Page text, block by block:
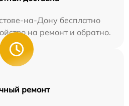
на-Дону бесплатно
на ремонт и обратно.
ремонт